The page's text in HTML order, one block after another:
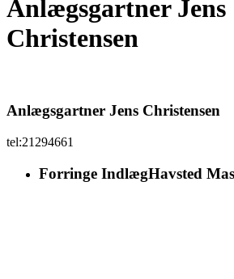
Anlægsgartner Jens
Christensen
Anlægsgartner Jens Christensen
tel:21294661
Forringe IndlægHavsted